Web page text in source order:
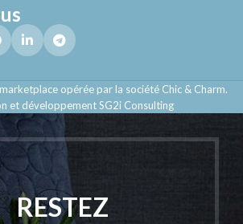
opérée par la société Chic & Charm.
et développement SG2i Consulting
RESTEZ